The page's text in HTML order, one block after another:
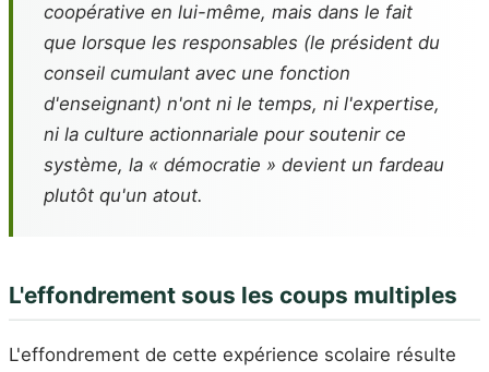
coopérative en lui-même, mais dans le fait
que lorsque les responsables (le président du
conseil cumulant avec une fonction
d'enseignant) n'ont ni le temps, ni l'expertise,
ni la culture actionnariale pour soutenir ce
système, la « démocratie » devient un fardeau
plutôt qu'un atout.
L'effondrement sous les coups multiples
L'effondrement de cette expérience scolaire résulte